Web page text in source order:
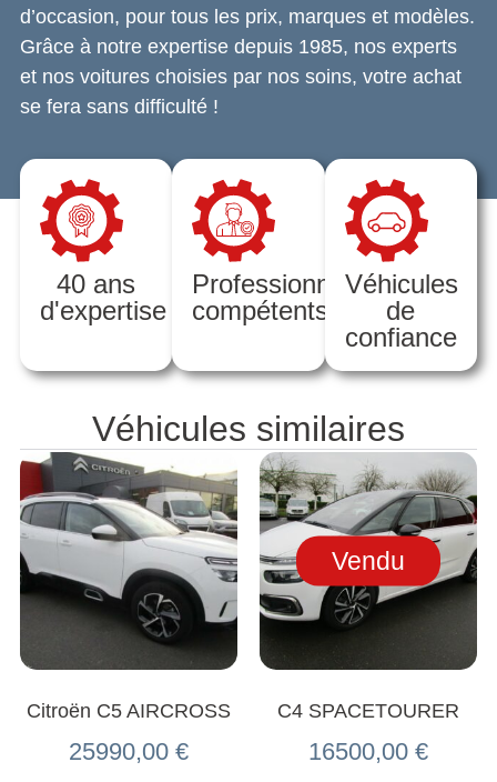
d’occasion, pour tous les prix, marques et modèles.
Grâce à notre expertise depuis 1985, nos experts
et nos voitures choisies par nos soins, votre achat
se fera sans difficulté !
40 ans
d'expertise
Professionnels
compétents
Véhicules
de
confiance
Véhicules similaires
Citroën C5 AIRCROSS
25990,00 €
Vendu
C4 SPACETOURER
16500,00 €